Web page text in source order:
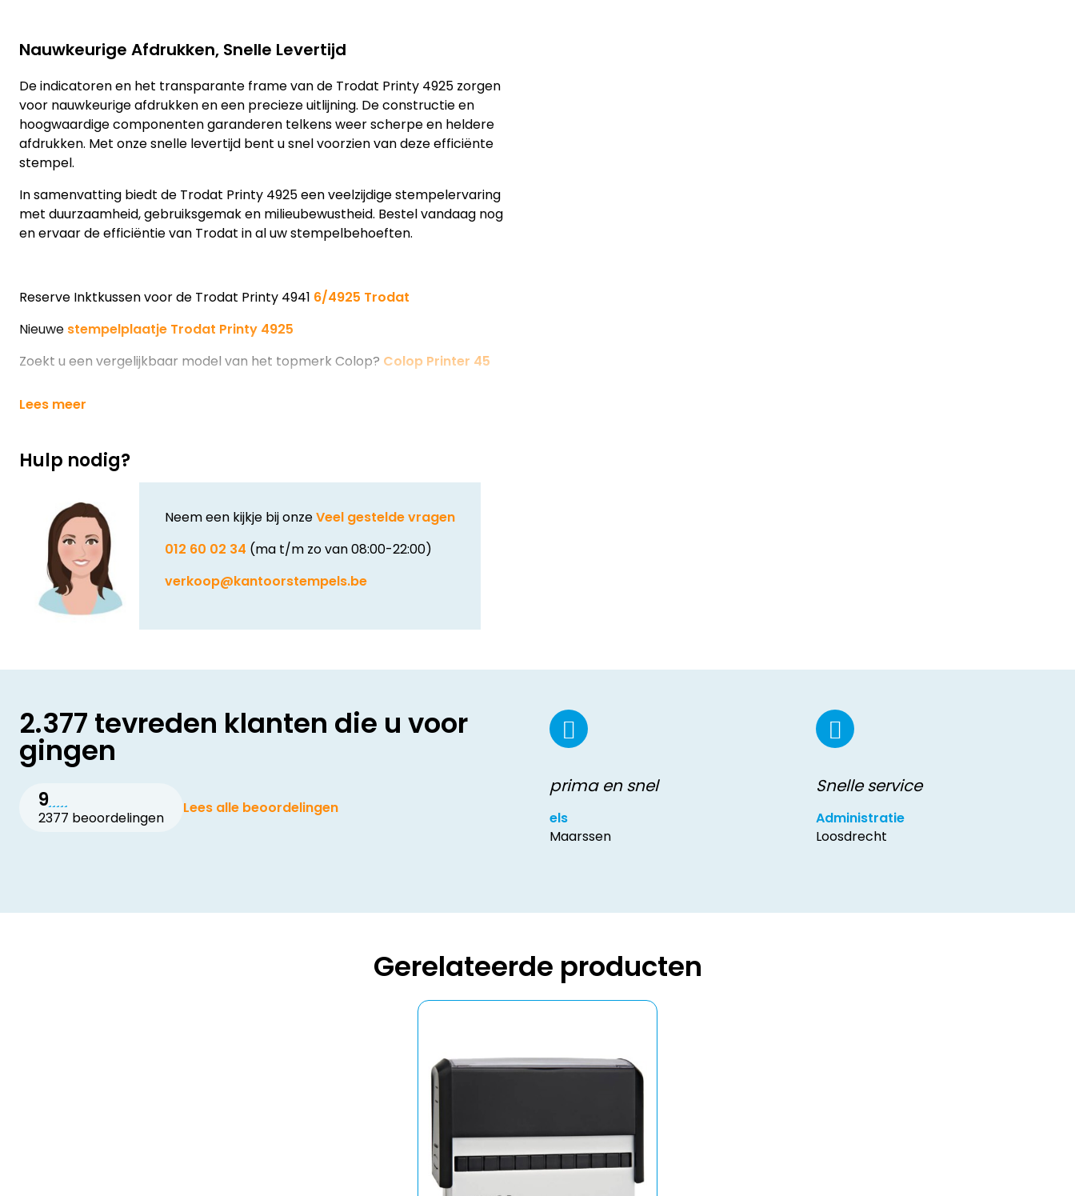
Nauwkeurige Afdrukken, Snelle Levertijd
De indicatoren en het transparante frame van de Trodat Printy 4925 zorgen
voor nauwkeurige afdrukken en een precieze uitlijning. De constructie en
hoogwaardige componenten garanderen telkens weer scherpe en heldere
afdrukken. Met onze snelle levertijd bent u snel voorzien van deze efficiënte
stempel.
In samenvatting biedt de Trodat Printy 4925 een veelzijdige stempelervaring
met duurzaamheid, gebruiksgemak en milieubewustheid. Bestel vandaag nog
en ervaar de efficiëntie van Trodat in al uw stempelbehoeften.
Reserve Inktkussen voor de Trodat Printy 4941 6/4925 Trodat
Nieuwe stempelplaatje Trodat Printy 4925
Zoekt u een vergelijkbaar model van het topmerk Colop? Colop Printer 45
Lees meer
Hulp nodig?
Neem een kijkje bij onzeVeel gestelde vragen
012 60 02 34 (ma t/m zo van 08:00-22:00)
verkoop@kantoorstempels.be
2.377 tevreden klanten die u voor
gingen
9
2377 beoordelingen
Lees alle beoordelingen
prima en snel
els
Maarssen
Snelle service
Administratie
Loosdrecht
Gerelateerde producten